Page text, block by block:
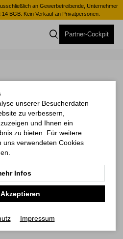
an Gewerbetreibende, Unternehmer
BGB. Kein Verkauf an Privatpersonen.
Partner-Cockpit
unserer Besucherdaten
zu verbessern,
und Ihnen ein
zu bieten. Für weitere
uns verwendeten Cookies
Infos
Impressum